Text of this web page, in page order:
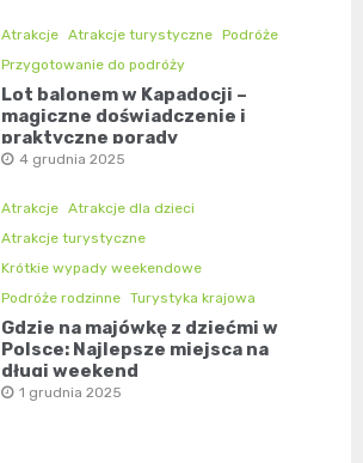
Atrakcje Atrakcje turystyczne Podróże
Przygotowanie do podróży
Lot balonem w Kapadocji –
magiczne doświadczenie i
praktyczne porady
4 grudnia 2025
Atrakcje Atrakcje dla dzieci
Atrakcje turystyczne
Krótkie wypady weekendowe
Podróże rodzinne Turystyka krajowa
Gdzie na majówkę z dziećmi w
Polsce: Najlepsze miejsca na
długi weekend
1 grudnia 2025